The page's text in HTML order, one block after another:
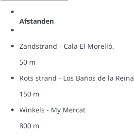
Afstanden
Zandstrand - Cala El Morelló.
50 m
Rots strand - Los Baños de la Reina
150 m
Winkels - My Mercat
800 m